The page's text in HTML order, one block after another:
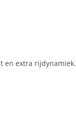
en extra rijdynamiek.